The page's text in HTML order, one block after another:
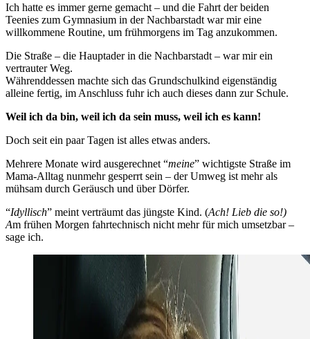
Ich hatte es immer gerne gemacht – und die Fahrt der beiden
Teenies zum Gymnasium in der Nachbarstadt war mir eine
willkommene Routine, um frühmorgens im Tag anzukommen.
Die Straße – die Hauptader in die Nachbarstadt – war mir ein
vertrauter Weg.
Währenddessen machte sich das Grundschulkind eigenständig
alleine fertig, im Anschluss fuhr ich auch dieses dann zur Schule.
Weil ich da bin, weil ich da sein muss, weil ich es kann!
Doch seit ein paar Tagen ist alles etwas anders.
Mehrere Monate wird ausgerechnet “meine” wichtigste Straße im
Mama-Alltag nunmehr gesperrt sein – der Umweg ist mehr als
mühsam durch Geräusch und über Dörfer.
“Idyllisch” meint verträumt das jüngste Kind. (Ach! Lieb die so!)
Am frühen Morgen fahrtechnisch nicht mehr für mich umsetzbar –
sage ich.